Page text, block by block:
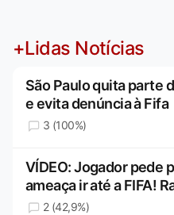
+Lidas Notícias
São Paulo quita parte
e evita denúncia à Fifa
3 (100%)
VÍDEO: Jogador pede
ameaça ir até a FIFA!
2 (42,9%)